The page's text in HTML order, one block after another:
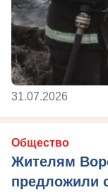
31.07.2026
Общество
Жителям
предложили